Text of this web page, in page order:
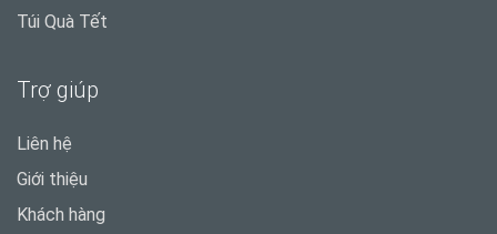
Túi Quà Tết
Trợ giúp
Liên hệ
Giới thiệu
Khách hàng